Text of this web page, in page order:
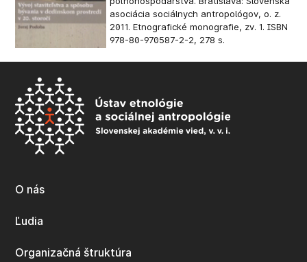
asociácia sociálnych antropológov, o. z.
2011. Etnografické monografie, zv. 1. ISBN
978-80-970587-2-2, 278 s.
O nás
Ľudia
Organizačná štruktúra